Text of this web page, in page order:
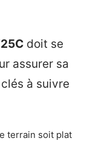
doit se
assurer sa
à suivre
terrain soit plat